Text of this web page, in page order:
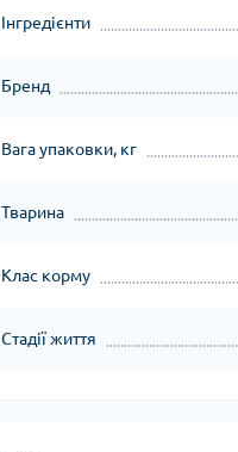
Інгредієнти
Бренд
Вага упаковки, кг
Тварина
Клас корму
Стадії життя